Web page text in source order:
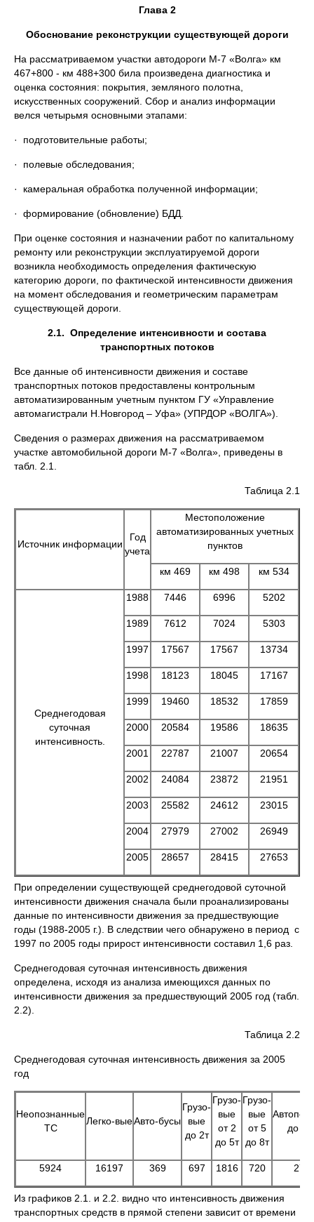
Глава 2
Обоснование реконструкции существующей дороги
На рассматриваемом участки автодороги М-7 «Волга» км
467+800 - км 488+300 била произведена диагностика и
оценка состояния: покрытия, земляного полотна,
искусственных сооружений. Сбор и анализ информации
велся четырьмя основными этапами:
· подготовительные работы;
· полевые обследования;
· камеральная обработка полученной информации;
· формирование (обновление) БДД.
При оценке состояния и назначении работ по капитальному
ремонту или реконструкции эксплуатируемой дороги
возникла необходимость определения фактическую
категорию дороги, по фактической интенсивности движения
на момент обследования и геометрическим параметрам
существующей дороги.
2.1. Определение интенсивности и состава
транспортных потоков
Все данные об интенсивности движения и составе
транспортных потоков предоставлены контрольным
автоматизированным учетным пунктом ГУ «Управление
автомагистрали Н.Новгород – Уфа» (УПРДОР «ВОЛГА»).
Сведения о размерах движения на рассматриваемом
участке автомобильной дороги М-7 «Волга», приведены в
табл. 2.1.
Таблица 2.1
Источник информации
Год
учета
Местоположение
автоматизированных учетных
пунктов
км 469 км 498 км 534
Среднегодовая
суточная
интенсивность.
1988 7446 6996 5202
1989 7612 7024 5303
1997 17567 17567 13734
1998 18123 18045 17167
1999 19460 18532 17859
2000 20584 19586 18635
2001 22787 21007 20654
2002 24084 23872 21951
2003 25582 24612 23015
2004 27979 27002 26949
2005 28657 28415 27653
При определении существующей среднегодовой суточной
интенсивности движения сначала были проанализированы
данные по интенсивности движения за предшествующие
годы (1988-2005 г.). В следствии чего обнаружено в период с
1997 по 2005 годы прирост интенсивности составил 1,6 раз.
Среднегодовая суточная интенсивность движения
определена, исходя из анализа имеющихся данных по
интенсивности движения за предшествующий 2005 год (табл.
2.2).
Таблица 2.2
Среднегодовая суточная интенсивность движения за 2005
год
Неопознанные
ТС
Легко-выеАвто-бусы
Грузо-
вые
до 2т
Грузо-
вые
от 2
до 5т
Грузо-
вые
от 5
до 8т
до 8т
5924 16197 369 697 1816 720 27
Из графиков 2.1. и 2.2. видно что интенсивность движения
транспортных средств в прямой степени зависит от времени